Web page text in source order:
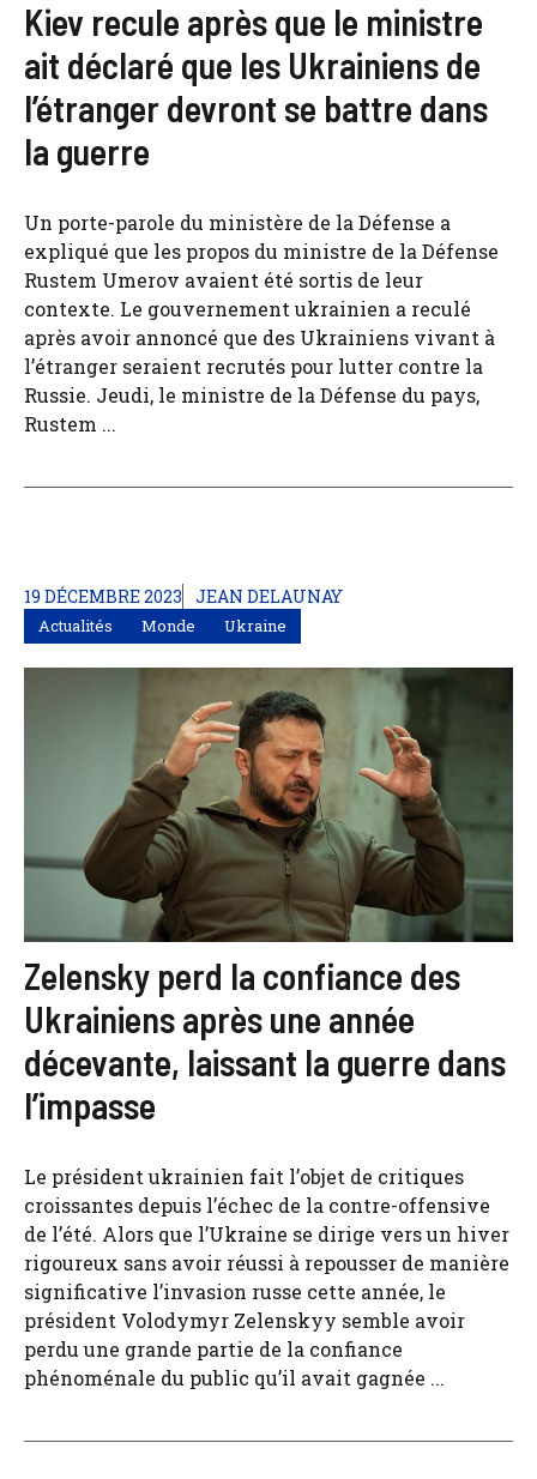
Kiev recule après que le ministre
ait déclaré que les Ukrainiens de
l’étranger devront se battre dans
la guerre
Un porte-parole du ministère de la Défense a
expliqué que les propos du ministre de la Défense
Rustem Umerov avaient été sortis de leur
contexte. Le gouvernement ukrainien a reculé
après avoir annoncé que des Ukrainiens vivant à
l’étranger seraient recrutés pour lutter contre la
Russie. Jeudi, le ministre de la Défense du pays,
Rustem ...
19 DÉCEMBRE 2023 JEAN DELAUNAY
Actualités Monde Ukraine
Zelensky perd la confiance des
Ukrainiens après une année
décevante, laissant la guerre dans
l’impasse
Le président ukrainien fait l’objet de critiques
croissantes depuis l’échec de la contre-offensive
de l’été. Alors que l’Ukraine se dirige vers un hiver
rigoureux sans avoir réussi à repousser de manière
significative l’invasion russe cette année, le
président Volodymyr Zelenskyy semble avoir
perdu une grande partie de la confiance
phénoménale du public qu’il avait gagnée ...